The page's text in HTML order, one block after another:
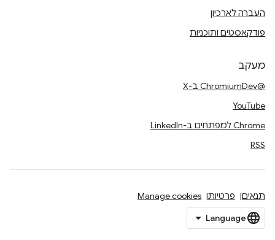
העברה לארכיון
פודקאסטים ותוכניות
מעקב
@ChromiumDev ב-X
YouTube
Chrome למפתחים ב-LinkedIn
RSS
תנאים פרטיות Manage cookies